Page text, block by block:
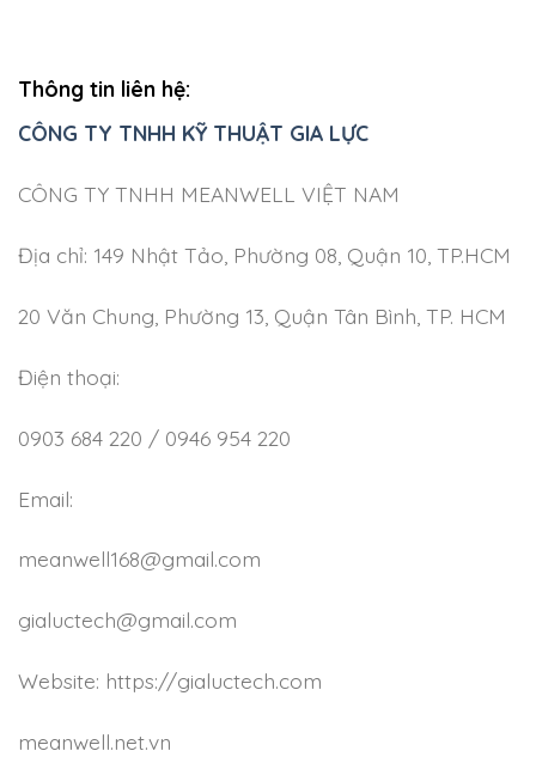
Thông tin liên hệ:
CÔNG TY TNHH KỸ THUẬT GIA LỰC
CÔNG TY TNHH MEANWELL VIỆT NAM
Địa chỉ: 149 Nhật Tảo, Phường 08, Quận 10, TP.HCM
20 Văn Chung, Phường 13, Quận Tân Bình, TP. HCM
Điện thoại:
0903 684 220 / 0946 954 220
Email:
meanwell168@gmail.com
gialuctech@gmail.com
Website: https://gialuctech.com
meanwell.net.vn